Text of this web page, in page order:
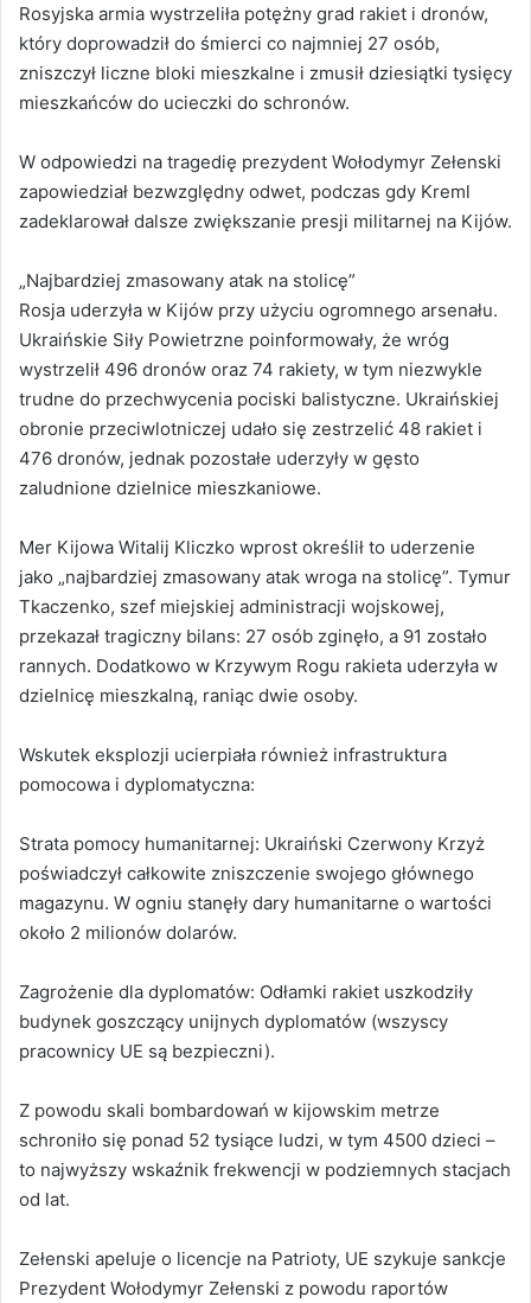
Rosyjska armia wystrzeliła potężny grad rakiet i dronów,
który doprowadził do śmierci co najmniej 27 osób,
zniszczył liczne bloki mieszkalne i zmusił dziesiątki tysięcy
mieszkańców do ucieczki do schronów.
W odpowiedzi na tragedię prezydent Wołodymyr Zełenski
zapowiedział bezwzględny odwet, podczas gdy Kreml
zadeklarował dalsze zwiększanie presji militarnej na Kijów.
„Najbardziej zmasowany atak na stolicę”
Rosja uderzyła w Kijów przy użyciu ogromnego arsenału.
Ukraińskie Siły Powietrzne poinformowały, że wróg
wystrzelił 496 dronów oraz 74 rakiety, w tym niezwykle
trudne do przechwycenia pociski balistyczne. Ukraińskiej
obronie przeciwlotniczej udało się zestrzelić 48 rakiet i
476 dronów, jednak pozostałe uderzyły w gęsto
zaludnione dzielnice mieszkaniowe.
Mer Kijowa Witalij Kliczko wprost określił to uderzenie
jako „najbardziej zmasowany atak wroga na stolicę”. Tymur
Tkaczenko, szef miejskiej administracji wojskowej,
przekazał tragiczny bilans: 27 osób zginęło, a 91 zostało
rannych. Dodatkowo w Krzywym Rogu rakieta uderzyła w
dzielnicę mieszkalną, raniąc dwie osoby.
Wskutek eksplozji ucierpiała również infrastruktura
pomocowa i dyplomatyczna:
Strata pomocy humanitarnej: Ukraiński Czerwony Krzyż
poświadczył całkowite zniszczenie swojego głównego
magazynu. W ogniu stanęły dary humanitarne o wartości
około 2 milionów dolarów.
Zagrożenie dla dyplomatów: Odłamki rakiet uszkodziły
budynek goszczący unijnych dyplomatów (wszyscy
pracownicy UE są bezpieczni).
Z powodu skali bombardowań w kijowskim metrze
schroniło się ponad 52 tysiące ludzi, w tym 4500 dzieci –
to najwyższy wskaźnik frekwencji w podziemnych stacjach
od lat.
Zełenski apeluje o licencje na Patrioty, UE szykuje sankcje
Prezydent Wołodymyr Zełenski z powodu raportów